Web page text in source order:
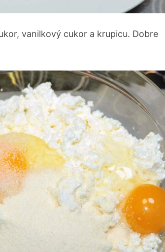
vanilkový cukor a krupicu. Dobre